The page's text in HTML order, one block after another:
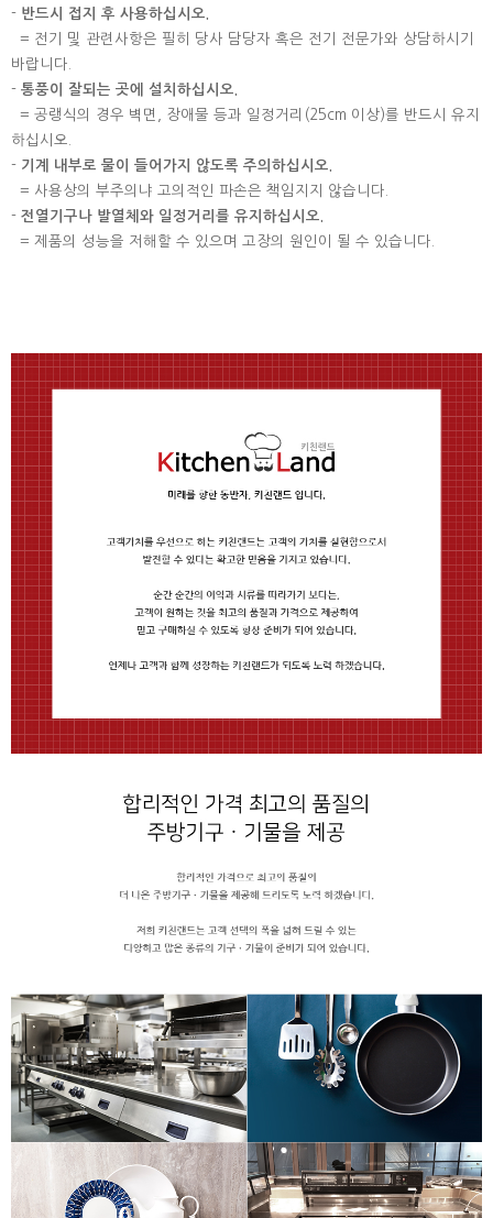
- 반드시 접지 후 사용하십시오.
= 전기 및 관련사항은 필히 당사 담당자 혹은 전기 전문가와 상담하시기
바랍니다.
- 통풍이 잘되는 곳에 설치하십시오.
= 공랭식의 경우 벽면, 장애물 등과 일정거리(25cm 이상)를 반드시 유지
하십시오.
- 기계 내부로 물이 들어가지 않도록 주의하십시오.
= 사용상의 부주의냐 고의적인 파손은 책임지지 않습니다.
- 전열기구나 발열체와 일정거리를 유지하십시오.
= 제품의 성능을 저해할 수 있으며 고장의 원인이 될 수 있습니다.